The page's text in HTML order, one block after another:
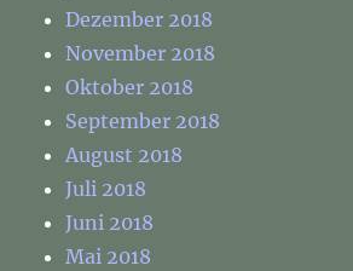
Dezember 2018
November 2018
Oktober 2018
September 2018
August 2018
Juli 2018
Juni 2018
Mai 2018